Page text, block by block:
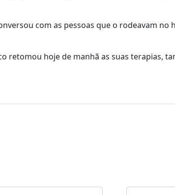
com as pessoas que o rodeavam no
retomou hoje de manhã as suas terapias,